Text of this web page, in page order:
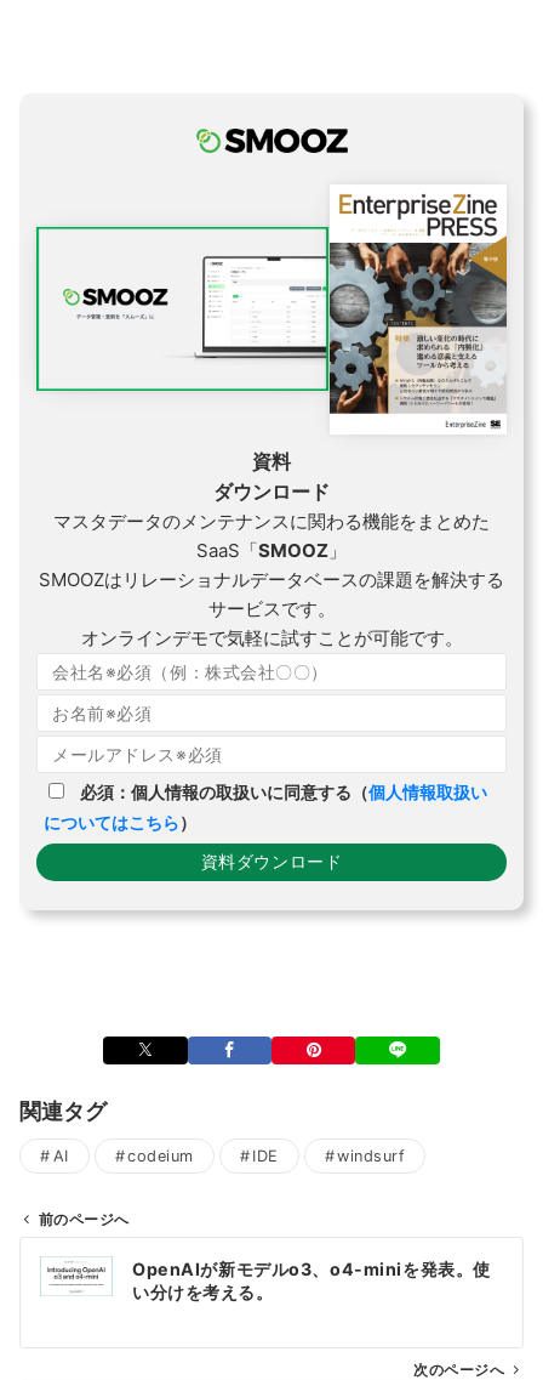
資料
ダウンロード
マスタデータのメンテナンスに関わる機能をまとめた
SaaS「SMOOZ 」
SMOOZはリレーショナルデータベースの課題を解決する
サービスです。
オンラインデモで気軽に試すことが可能です。
必須：個人情報の取扱いに同意する（個人情報取扱い
についてはこちら）
関連タグ
AI codeium IDE windsurf
前のページへ
OpenAIが新モデルo3、o4-miniを発表。使
い分けを考える。
次のページへ